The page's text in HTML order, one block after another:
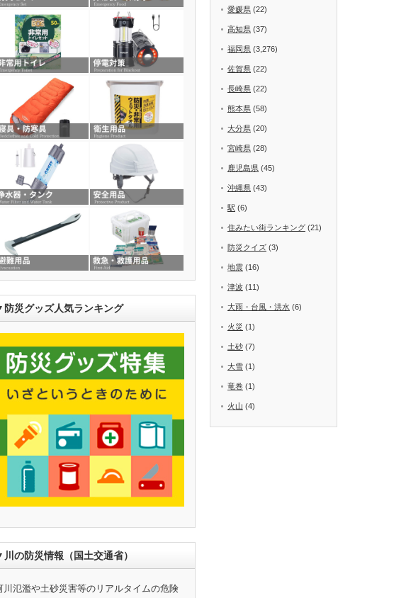
防災グッズ人気ランキング
川の防災情報（国土交通省）
川氾濫や土砂災害等のリアルタイムの危険
愛媛県 (22)
高知県 (37)
福岡県 (3,276)
佐賀県 (22)
長崎県 (22)
熊本県 (58)
大分県 (20)
宮崎県 (28)
鹿児島県 (45)
沖縄県 (43)
駅 (6)
住みたい街ランキング (21)
防災クイズ (3)
地震 (16)
津波 (11)
大雨・台風・洪水 (6)
火災 (1)
土砂 (7)
大雪 (1)
竜巻 (1)
火山 (4)